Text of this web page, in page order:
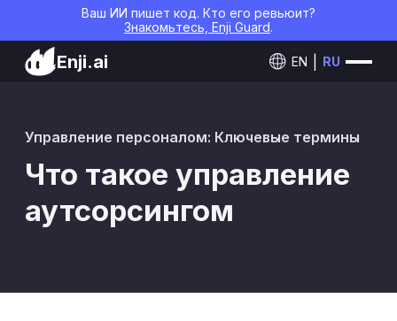
Ваш ИИ пишет код. Кто его ревьюит?
Знакомьтесь, Enji Guard.
Enji.ai EN RU
Управление персоналом: Ключевые термины
Что такое управление
аутсорсингом